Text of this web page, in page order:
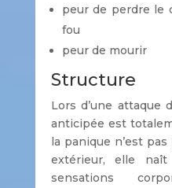
peur de perdre le
fou
peur de mourir
Structure
Lors d’une attaque
anticipée est
la panique n’est
extérieur, elle
sensations